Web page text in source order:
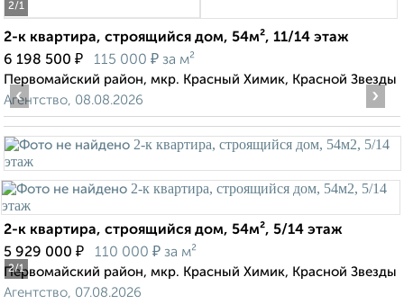
2/1
2-к квартира, строящийся дом, 54м², 11/14 этаж
6 198 500 ₽ 115 000 ₽ за м²
Первомайский район, мкр. Красный Химик, Красной Звезды
Агентство, 08.08.2026
2/1
‹ ›
2-к квартира, строящийся дом, 54м², 5/14 этаж
5 929 000 ₽ 110 000 ₽ за м²
Первомайский район, мкр. Красный Химик, Красной Звезды
Агентство, 07.08.2026